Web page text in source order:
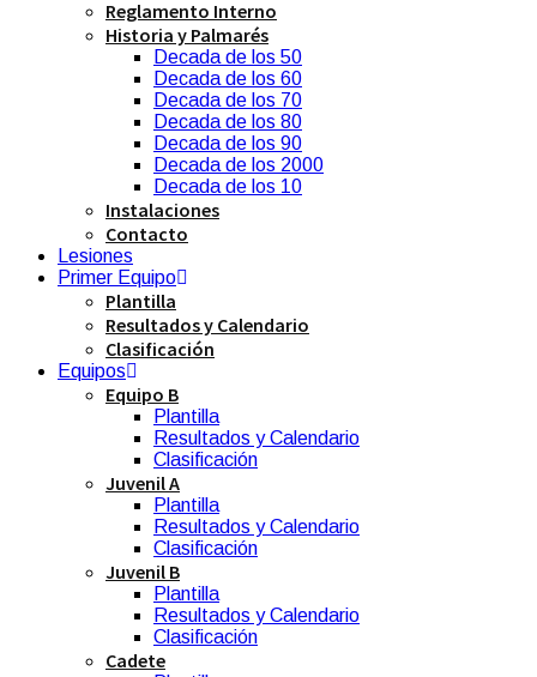
Reglamento Interno
Historia y Palmarés
Decada de los 50
Decada de los 60
Decada de los 70
Decada de los 80
Decada de los 90
Decada de los 2000
Decada de los 10
Instalaciones
Contacto
Lesiones
Primer Equipo
Plantilla
Resultados y Calendario
Clasificación
Equipos
Equipo B
Plantilla
Resultados y Calendario
Clasificación
Juvenil A
Plantilla
Resultados y Calendario
Clasificación
Juvenil B
Plantilla
Resultados y Calendario
Clasificación
Cadete